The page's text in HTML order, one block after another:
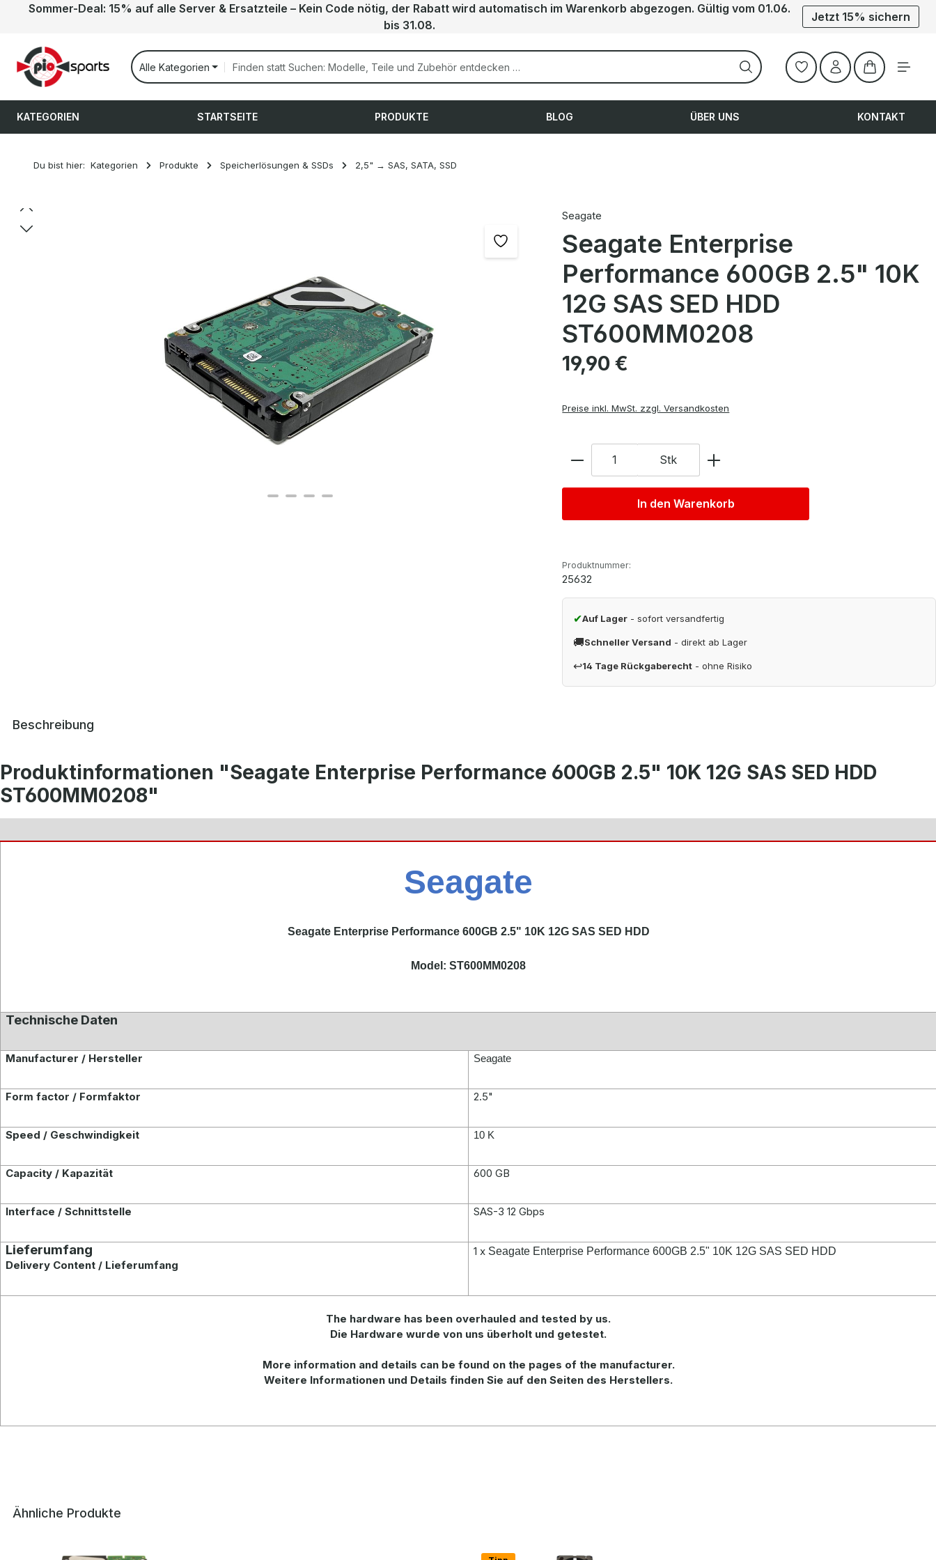
Hauptinhalt springen
Zur Suche springen
Zur Hauptnavigation springen
Sommer-Deal: 15% auf alle Server & Ersatzteile – Kein Code nötig, der Rabatt wird automatisch im Warenkorb abgezogen. Gültig vom 01.06.
bis 31.08.
Jetzt 15% sichern
Alle Kategorien
Warenkorb
KATEGORIEN STARTSEITE PRODUKTE BLOG ÜBER UNS KONTAKT
Du bist hier: Kategorien Produkte Speicherlösungen & SSDs 2,5" → SAS, SATA, SSD
Bildergalerie überspringen Seagate
Seagate Enterprise
Performance 600GB 2.5" 10K
12G SAS SED HDD
ST600MM0208
Regulärer Preis:
19,90 €
Preise inkl. MwSt. zzgl. Versandkosten
Anzahl Stk
In den Warenkorb
Produktnummer:
25632
✔Auf Lager - sofort versandfertig
🚚Schneller Versand - direkt ab Lager
↩14 Tage Rückgaberecht - ohne Risiko
Beschreibung
Produktinformationen "Seagate Enterprise Performance 600GB 2.5" 10K 12G SAS SED HDD
ST600MM0208"
Seagate
Seagate Enterprise Performance 600GB 2.5" 10K 12G SAS SED HDD
Model: ST600MM0208
Technische Daten
Manufacturer / Hersteller Seagate
Form factor / Formfaktor 2.5"
Speed / Geschwindigkeit 10 K
Capacity / Kapazität 600 GB
Interface / Schnittstelle SAS-3 12 Gbps
Lieferumfang
Delivery Content / Lieferumfang
1 x Seagate Enterprise Performance 600GB 2.5" 10K 12G SAS SED HDD
The hardware has been overhauled and tested by us.
Die Hardware wurde von uns überholt und getestet.
More information and details can be found on the pages of the manufacturer.
Weitere Informationen und Details finden Sie auf den Seiten des Herstellers.
Ähnliche Produkte